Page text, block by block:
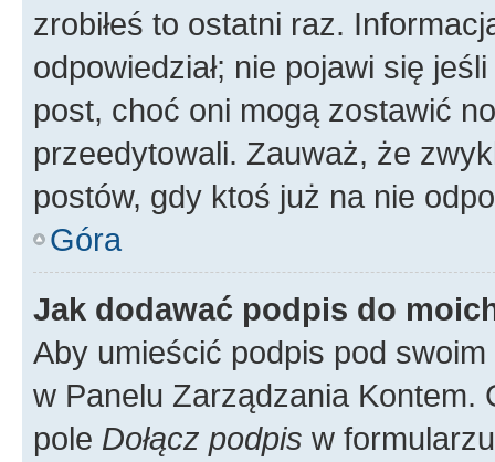
zrobiłeś to ostatni raz.
odpowiedział; nie pojawi się
post, choć oni mogą zostawić
przeedytowali. Zauważ, że
postów, gdy ktoś już na nie
Góra
Jak dodawać podpis do
Aby umieścić podpis pod
w Panelu Zarządzania
pole Dołącz podpis w